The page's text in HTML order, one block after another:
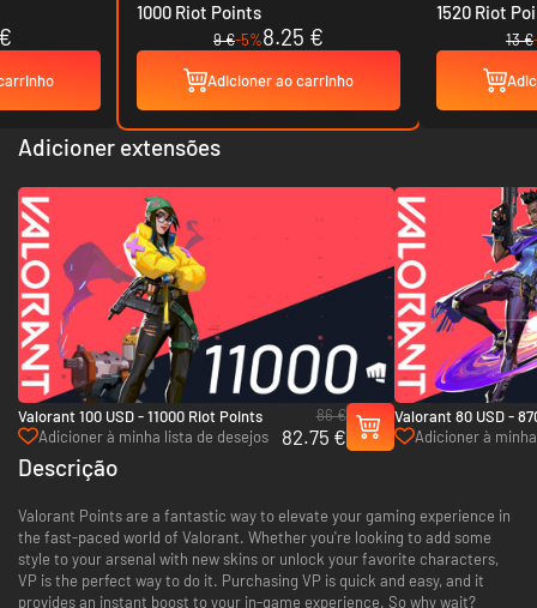
1000 Riot Points
9 €-5%8.25 €
Adicioner ao carrinho
1520 Riot
13 €
Adicioner extensões
Valorant 100 USD - 11000 Riot Points
Adicioner à minha lista de desejos
86 €
82.75 €
Valorant 80 USD -
Adicioner à
Descrição
Valorant Points are a fantastic way to elevate your gaming experience in
the fast-paced world of Valorant. Whether you're looking to add some
style to your arsenal with new skins or unlock your favorite characters,
VP is the perfect way to do it. Purchasing VP is quick and easy, and it
provides an instant boost to your in-game experience. So why wait?